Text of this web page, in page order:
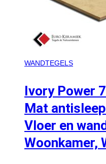
WANDTEGELS
Ivory Power
Mat
Vloer en
Woonkamer,